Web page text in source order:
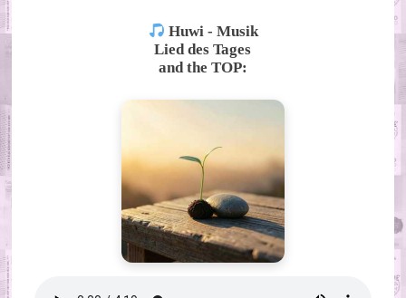
Huwi - Musik
Lied des Tages
and the TOP: